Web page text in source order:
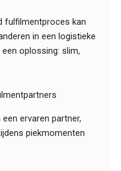
fulfilmentproces kan
in een logistieke
oplossing: slim,
ervaren partner,
piekmomenten